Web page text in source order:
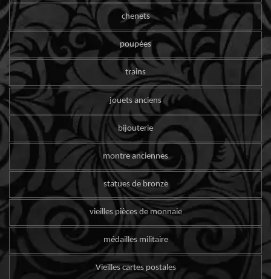
chenets
poupées
trains
jouets anciens
bijouterie
montre anciennes
statues de bronze
vieilles pièces de monnaie
médailles militaire
Vieilles cartes postales